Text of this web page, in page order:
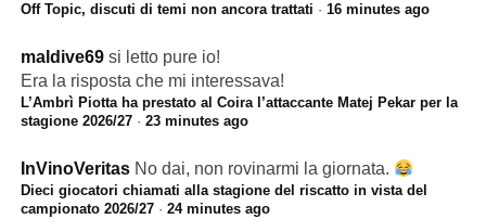
Off Topic, discuti di temi non ancora trattati · 16 minutes ago
maldive69 si letto pure io!
Era la risposta che mi interessava!
L’Ambrì Piotta ha prestato al Coira l’attaccante Matej Pekar per la
stagione 2026/27· 23 minutes ago
InVinoVeritas No dai, non rovinarmi la giornata.
Dieci giocatori chiamati alla stagione del riscatto in vista del
campionato 2026/27· 24 minutes ago